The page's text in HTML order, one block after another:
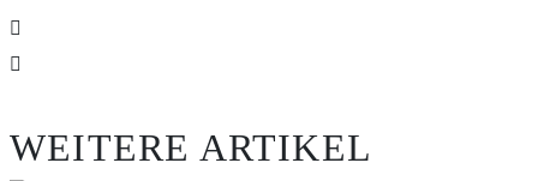
WEITERE ARTIKEL